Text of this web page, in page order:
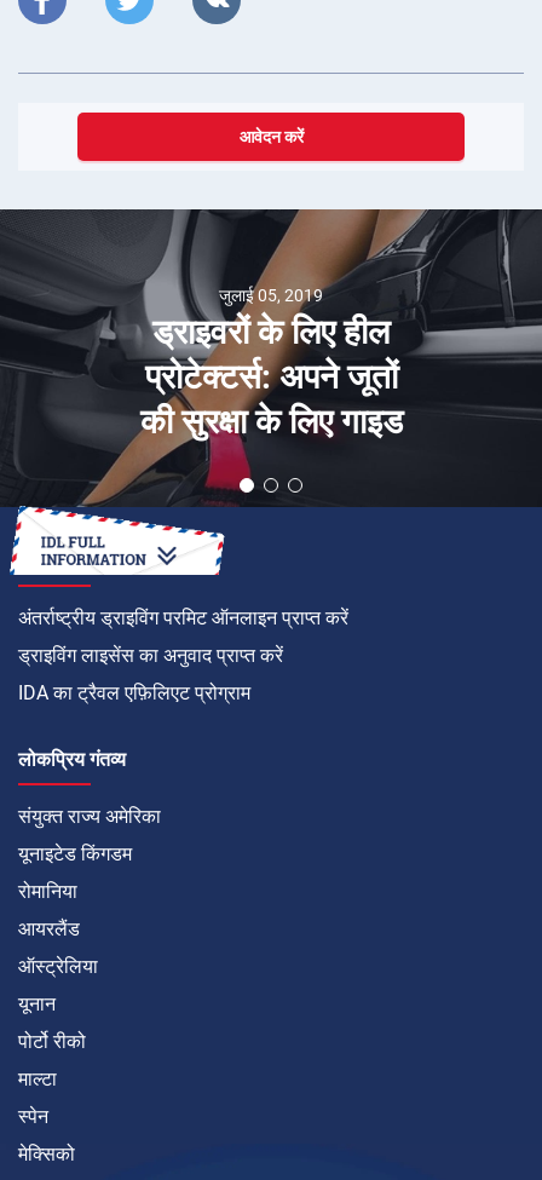
आवेदन करें
जुलाई 05, 2019
ड्राइवरों के लिए हील
प्रोटेक्टर्स: अपने जूतों
की सुरक्षा के लिए गाइड
कैसे करें
अंतर्राष्ट्रीय ड्राइविंग परमिट ऑनलाइन प्राप्त करें
ड्राइविंग लाइसेंस का अनुवाद प्राप्त करें
IDA का ट्रैवल एफ़िलिएट प्रोग्राम
लोकप्रिय गंतव्य
संयुक्त राज्य अमेरिका
यूनाइटेड किंगडम
रोमानिया
आयरलैंड
ऑस्ट्रेलिया
यूनान
पोर्टो रीको
माल्टा
स्पेन
मेक्सिको